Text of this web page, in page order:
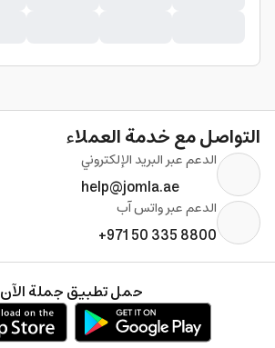
التواصل مع خدمة العملاء
الدعم عبر البريد الإلكتروني
help@jomla.ae
الدعم عبر واتس آب
+971 50 335 8800
حمل تطبيق جملة الآن